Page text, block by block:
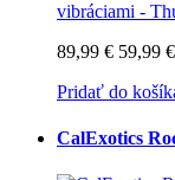
89,99 € 59,99 €
Pridať do
CalExotics